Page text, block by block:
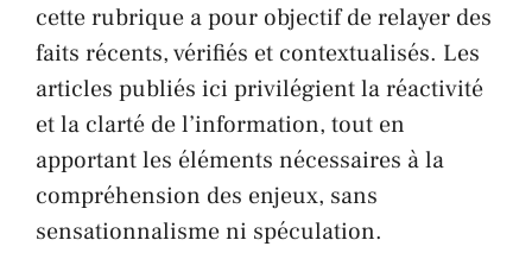
cette rubrique a pour objectif de relayer des
faits récents, vérifiés et contextualisés. Les
articles publiés ici privilégient la réactivité
et la clarté de l’information, tout en
apportant les éléments nécessaires à la
compréhension des enjeux, sans
sensationnalisme ni spéculation.